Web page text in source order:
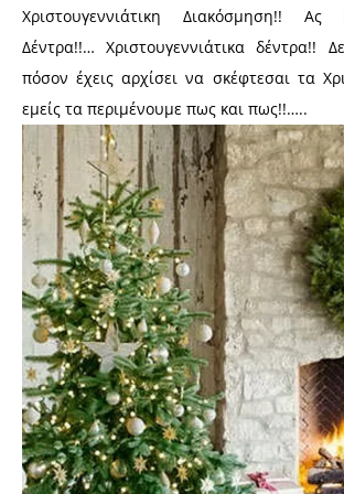
Χριστουγεννιάτικη Διακόσμηση!! Ας
Δέντρα!!… Χριστουγεννιάτικα δέντρα!!
πόσον έχεις αρχίσει να σκέφτεσαι τα
εμείς τα περιμένουμε πως και πως!!…..